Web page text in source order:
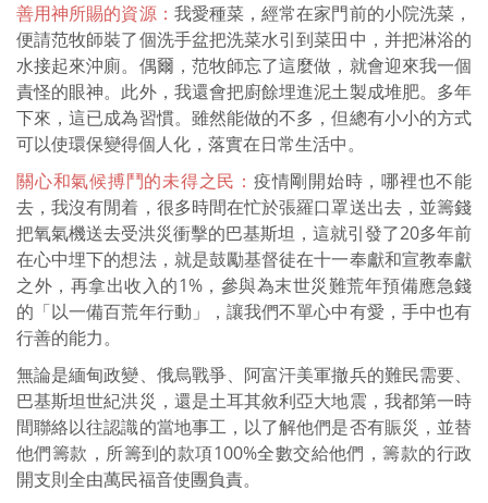
善用神所賜的資源： 我愛種菜，經常在家門前的小院洗菜，
便請范牧師裝了個洗手盆把洗菜水引到菜田中，并把淋浴的
水接起來沖廁。偶爾，范牧師忘了這麼做，就會迎來我一個
責怪的眼神。此外，我還會把廚餘埋進泥土製成堆肥。多年
下來，這已成為習慣。雖然能做的不多，但總有小小的方式
可以使環保變得個人化，落實在日常生活中。
關心和氣候搏鬥的未得之民： 疫情剛開始時，哪裡也不能
去，我沒有閒着，很多時間在忙於張羅口罩送出去，並籌錢
把氧氣機送去受洪災衝擊的巴基斯坦，這就引發了20多年前
在心中埋下的想法，就是鼓勵基督徒在十一奉獻和宣教奉獻
之外，再拿出收入的1%，參與為末世災難荒年預備應急錢
的「以一備百荒年行動」，讓我們不單心中有愛，手中也有
行善的能力。
無論是緬甸政變、俄烏戰爭、阿富汗美軍撤兵的難民需要、
巴基斯坦世紀洪災，還是土耳其敘利亞大地震，我都第一時
間聯絡以往認識的當地事工，以了解他們是否有賑災，並替
他們籌款，所籌到的款項100%全數交給他們，籌款的行政
開支則全由萬民福音使團負責。